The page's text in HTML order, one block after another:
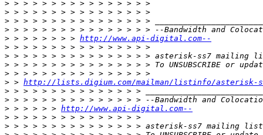
>
>
>
>
> > > > > > > > http://www.api-digital.com--
>
>
>
>
> > http://lists.digium.com/mailman/listinfo/asterisk-
>
>
> > > > > > http://www.api-digital.com--
>
>